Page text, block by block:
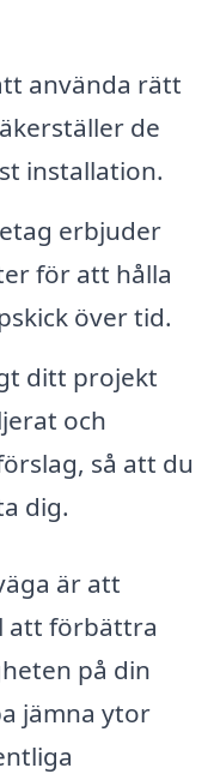
använda rätt
de
installation.
erbjuder
för att hålla
över tid.
ditt projekt
och
så att du
dig.
är att
att förbättra
på din
jämna ytor